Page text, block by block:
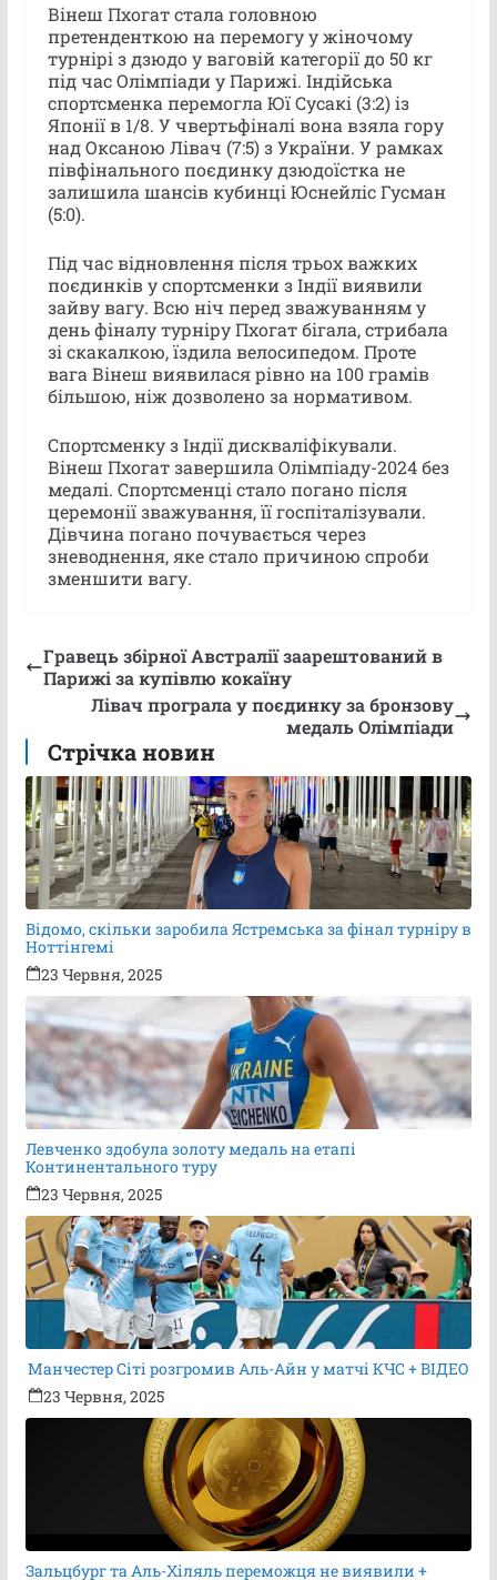
Вінеш Пхогат стала головною
претенденткою на перемогу у жіночому
турнірі з дзюдо у ваговій категорії до 50 кг
під час Олімпіади у Парижі. Індійська
спортсменка перемогла Юї Сусакі (3:2) із
Японії в 1/8. У чвертьфіналі вона взяла гору
над Оксаною Лівач (7:5) з України. У рамках
півфінального поєдинку дзюдоїстка не
залишила шансів кубинці Юснейліс Гусман
(5:0).
Під час відновлення після трьох важких
поєдинків у спортсменки з Індії виявили
зайву вагу. Всю ніч перед зважуванням у
день фіналу турніру Пхогат бігала, стрибала
зі скакалкою, їздила велосипедом. Проте
вага Вінеш виявилася рівно на 100 грамів
більшою, ніж дозволено за нормативом.
Спортсменку з Індії дискваліфікували.
Вінеш Пхогат завершила Олімпіаду-2024 без
медалі. Спортсменці стало погано після
церемонії зважування, її госпіталізували.
Дівчина погано почувається через
зневоднення, яке стало причиною спроби
зменшити вагу.
Гравець збірної Австралії заарештований в
Парижі за купівлю кокаїну
Лівач програла у поєдинку за бронзову
медаль Олімпіади
Стрічка новин
Відомо, скільки заробила Ястремська за фінал турніру в
Ноттінгемі
23 Червня, 2025
Левченко здобула золоту медаль на етапі
Континентального туру
23 Червня, 2025
Манчестер Сіті розгромив Аль-Айн у матчі КЧС + ВІДЕО
23 Червня, 2025
Зальцбург та Аль-Хіляль переможця не виявили +